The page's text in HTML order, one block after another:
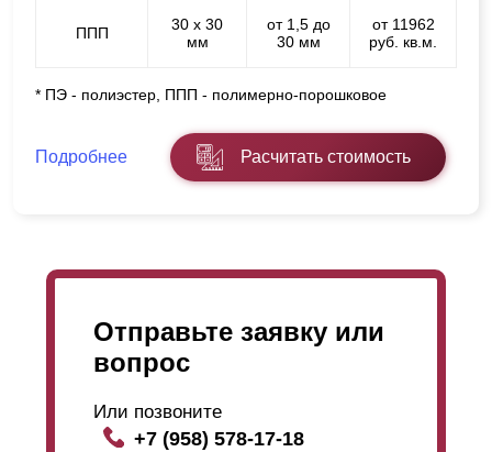
ППП
30 х 30
мм
от 1,5 до
30 мм
от 11962
руб. кв.м.
* ПЭ - полиэстер, ППП - полимерно-порошковое
Подробнее Расчитать стоимость
Отправьте заявку или
вопрос
Или позвоните
+7 (958) 578-17-18